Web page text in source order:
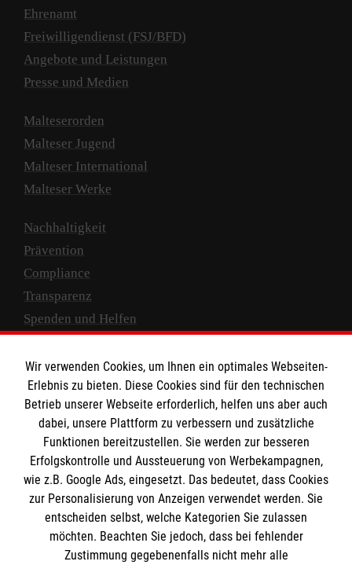
Ehrenamt
Freiwilligendienst (FSJ/BFD)
Angebote und Leistungen
Presse und Medien
Malteserorden
Malteser Jugend
Malteser International
Malteser Werke
Nachhaltigkeit
Prävention
Compliance
Transparenz
Spenden und Helfen
Empfänger: Malteser Hilfsdienst e.V.
IBAN: DE10 3706 0120 1201 2000 12
BIC: GENODED 1PA7
Wir verwenden Cookies, um Ihnen ein optimales Webseiten-
Erlebnis zu bieten. Diese Cookies sind für den technischen
Betrieb unserer Webseite erforderlich, helfen uns aber auch
dabei, unsere Plattform zu verbessern und zusätzliche
Funktionen bereitzustellen. Sie werden zur besseren
Erfolgskontrolle und Aussteuerung von Werbekampagnen,
wie z.B. Google Ads, eingesetzt. Das bedeutet, dass Cookies
zur Personalisierung von Anzeigen verwendet werden. Sie
entscheiden selbst, welche Kategorien Sie zulassen
möchten. Beachten Sie jedoch, dass bei fehlender
Zustimmung gegebenenfalls nicht mehr alle